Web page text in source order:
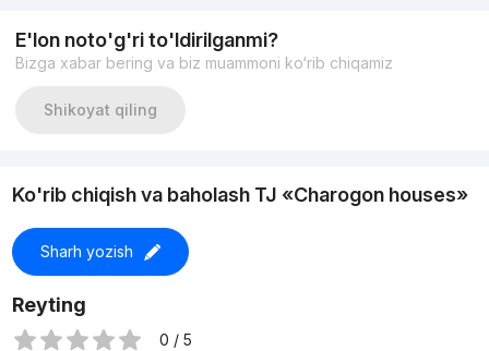
ochiq avtoturargohda qoldirishi mumkin.
ishlamoqda.
Infratuzilma
Yangi bino tinch va yashil hududda joylashgan. Majmuaning
asosiy afzalliklaridan biri uning shahar markaziga yaqinligidir.
shuningdek, avtomobilda qulay yurish imkonini beradi.
E'lon noto'g'ri to'ldirilganmi?
Bizga xabar bering va biz muammoni ko‘rib chiqamiz
Shikoyat qiling
Ko'rib chiqish va baholash TJ «Charogon houses»
Sharh yozish
Reyting
0 / 5